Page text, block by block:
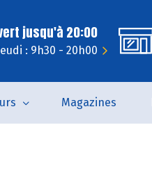
jusqu'à 20:00
: 9h30 - 20h00
Magazines